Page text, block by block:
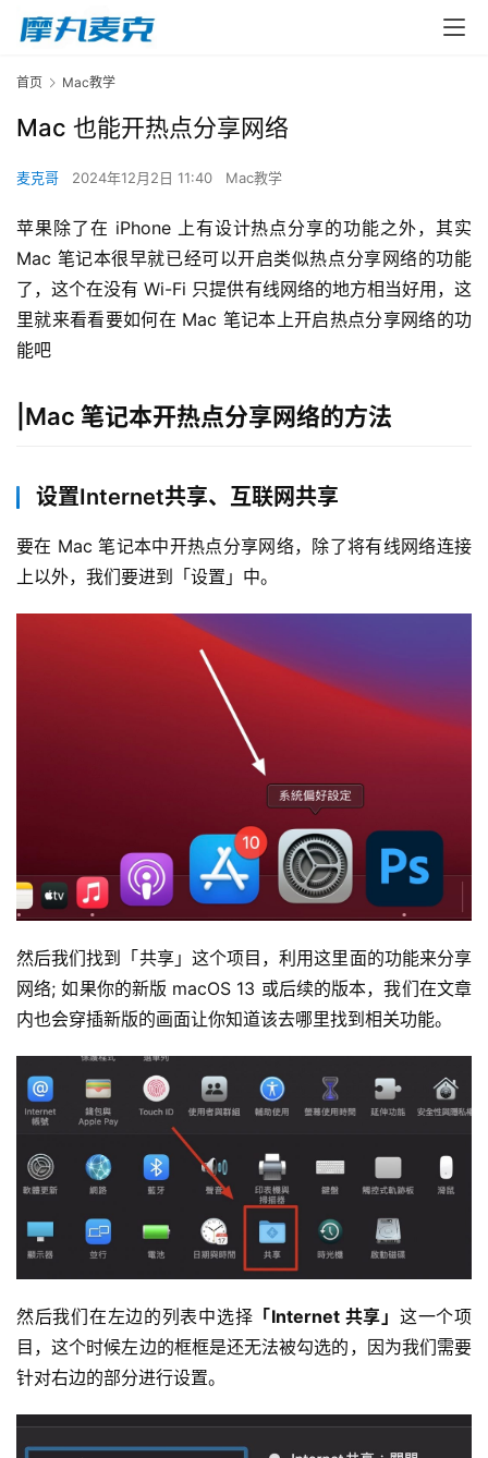
首页 Mac教学
Mac 也能开热点分享网络
麦克哥 2024年12月2日 11:40 Mac教学
苹果除了在 iPhone 上有设计热点分享的功能之外，其实
Mac 笔记本很早就已经可以开启类似热点分享网络的功能
了，这个在没有 Wi-Fi 只提供有线网络的地方相当好用，这
里就来看看要如何在 Mac 笔记本上开启热点分享网络的功
能吧
|Mac 笔记本开热点分享网络的方法
设置Internet共享、互联网共享
要在 Mac 笔记本中开热点分享网络，除了将有线网络连接
上以外，我们要进到「设置」中。
然后我们找到「共享」这个项目，利用这里面的功能来分享
网络; 如果你的新版 macOS 13 或后续的版本，我们在文章
内也会穿插新版的画面让你知道该去哪里找到相关功能。
然后我们在左边的列表中选择 「Internet 共享」 这一个项
目，这个时候左边的框框是还无法被勾选的，因为我们需要
针对右边的部分进行设置。